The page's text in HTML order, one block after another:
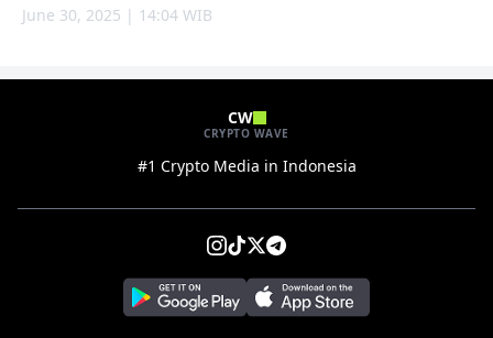
June 30, 2025 | 14:04 WIB
CW
CRYPTO WAVE
#1 Crypto Media in Indonesia